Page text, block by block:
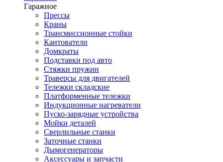
Гаражное
Прессы
Краны
Трансмиссионные стойки
Кантователи
Домкраты
Подставки под авто
Стяжки пружин
Траверсы для двигателей
Тележки складские
Платформенные тележки
Индукционные нагреватели
Пуско-зарядные устройства
Мойки деталей
Сверлильные станки
Заточные станки
Дымогенераторы
Аксессуары и запчасти